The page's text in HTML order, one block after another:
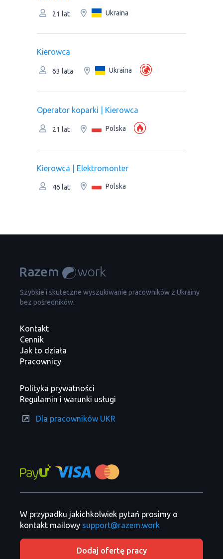
21 lat Ukraina
Kierowca
63 lata Ukraina
Operator koparki | Kierowca
21 lat Polska
Kierowca | Elektromonter
46 lat Polska
Szybkie i skuteczne wyszukiwanie pracowników z Ukrainy
bez pośredników.
Kontakt
Cennik
Jak to działa
Pracownicy
Polityka prywatności
Regulamin i warunki usługi
Dla pracowników UKR
W przypadku jakichkolwiek pytań prosimy o
kontakt mailowy support@razem.work
Dodaj ofertę pracy